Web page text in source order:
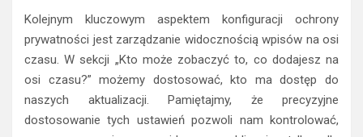
Kolejnym kluczowym aspektem konfiguracji ochrony
prywatności jest zarządzanie widocznością wpisów na osi
czasu. W sekcji „Kto może zobaczyć to, co dodajesz na
osi czasu?” możemy dostosować, kto ma dostęp do
naszych aktualizacji. Pamiętajmy, że precyzyjne
dostosowanie tych ustawień pozwoli nam kontrolować,